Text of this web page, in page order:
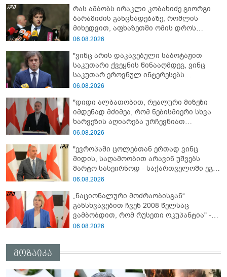
რას ამბობს ირაკლი კობახიძე გიორგი
ბარამიძის განცხადებაზე, რომლის
მიხედვით, აფხაზეთში ომის დროს
„ჩვენებს ტყვეები არ აჰყავდათ"
06.08.2026
"ვინც არის დაკავებული საბოტაჟით
საკუთარი ქვეყნის წინააღმდეგ, ვინც
საკუთარ ეროვნულ ინტერესებს
უპირისპირდება, ყველამ უნდა იცოდეს,
ირაკლი კობახიძე
06.08.2026
"დიდი ალბათობით, რეალური მიზეზი
იმდენად მძიმეა, რომ ნებისმიერი სხვა
ხარვეზის აღიარება ურჩევნიათ
ნამდვილი მიზეზის გამოაშკარავებას" -
გათიშვაზე
06.08.2026
"ევროპაში ცოლებთან ერთად ვინც
მიდის, საღამოობით არავინ უშვებს
მარტო სასეირნოდ - საქართველოში ეგ
პრობლემა არ არის!" - ლევან
06.08.2026
„ნაციონალური მოძრაობისგან“
განსხვავებით ჩვენ 2008 წელსაც
ვამბობდით, რომ რუსეთი ოკუპანტია" -
ნინო წილოსანი
06.08.2026
მოზაიკა